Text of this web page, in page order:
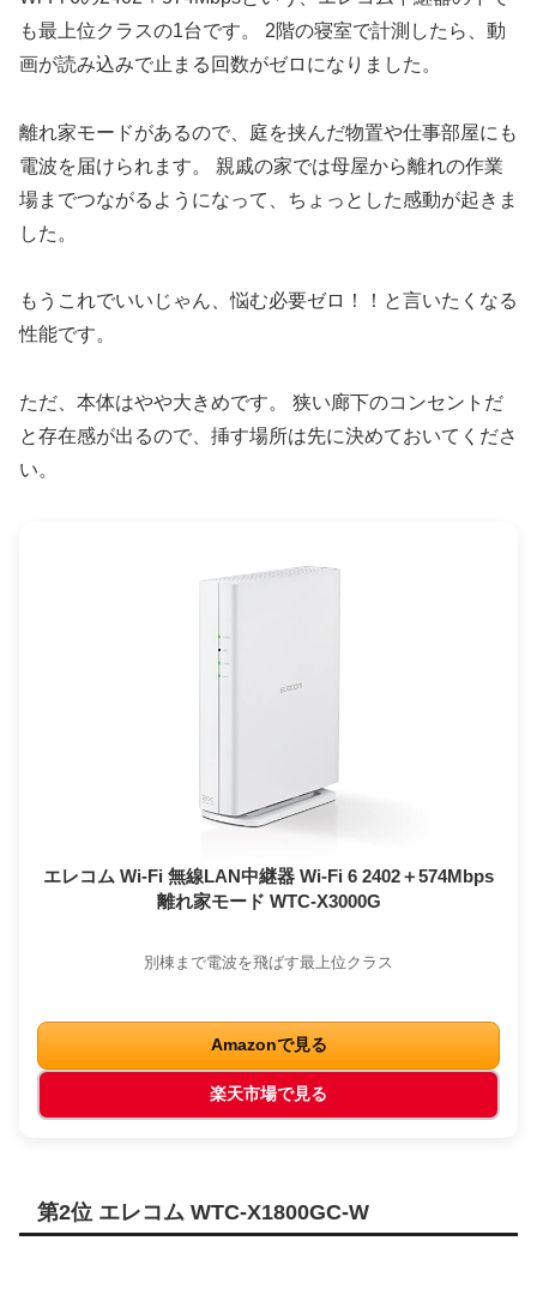
も最上位クラスの1台です。 2階の寝室で計測したら、動
画が読み込みで止まる回数がゼロになりました。
離れ家モードがあるので、庭を挟んだ物置や仕事部屋にも
電波を届けられます。 親戚の家では母屋から離れの作業
場までつながるようになって、ちょっとした感動が起きま
した。
もうこれでいいじゃん、悩む必要ゼロ！！と言いたくなる
性能です。
ただ、本体はやや大きめです。 狭い廊下のコンセントだ
と存在感が出るので、挿す場所は先に決めておいてくださ
い。
エレコム Wi-Fi 無線LAN中継器 Wi-Fi 6 2402＋574Mbps
離れ家モード WTC-X3000G
別棟まで電波を飛ばす最上位クラス
Amazonで見る
楽天市場で見る
第2位 エレコム WTC-X1800GC-W